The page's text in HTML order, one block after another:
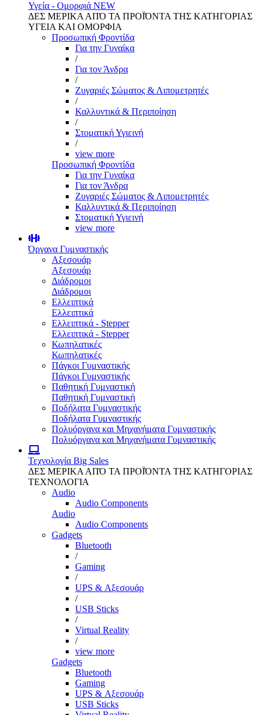
Υγεία - Ομορφιά NEW
ΔΕΣ ΜΕΡΙΚΑ ΑΠΌ ΤΑ ΠΡΟΪΌΝΤΑ ΤΗΣ ΚΑΤΗΓΟΡΙΑΣ
ΥΓΕΙΑ ΚΑΙ ΟΜΟΡΦΙΑ
Προσωπική Φροντίδα
Για την Γυναίκα
/
Για τον Άνδρα
/
Ζυγαριές Σώματος & Λιπομετρητές
/
Καλλυντικά & Περιποίηση
/
Στοματική Υγιεινή
/
view more
Προσωπική Φροντίδα
Για την Γυναίκα
Για τον Άνδρα
Ζυγαριές Σώματος & Λιπομετρητές
Καλλυντικά & Περιποίηση
Στοματική Υγιεινή
view more
Όργανα Γυμναστικής
Αξεσουάρ
Αξεσουάρ
Διάδρομοι
Διάδρομοι
Ελλειπτικά
Ελλειπτικά
Ελλειπτικά - Stepper
Ελλειπτικά - Stepper
Κωπηλατικές
Κωπηλατικές
Πάγκοι Γυμναστικής
Πάγκοι Γυμναστικής
Παθητική Γυμναστική
Παθητική Γυμναστική
Ποδήλατα Γυμναστικής
Ποδήλατα Γυμναστικής
Πολυόργανα και Μηχανήματα Γυμναστικής
Πολυόργανα και Μηχανήματα Γυμναστικής
Τεχνολογία Big Sales
ΔΕΣ ΜΕΡΙΚΑ ΑΠΌ ΤΑ ΠΡΟΪΌΝΤΑ ΤΗΣ ΚΑΤΗΓΟΡΙΑΣ
ΤΕΧΝΟΛΟΓΙΑ
Audio
Audio Components
Audio
Audio Components
Gadgets
Bluetooth
/
Gaming
/
UPS & Αξεσουάρ
/
USB Sticks
/
Virtual Reality
/
view more
Gadgets
Bluetooth
Gaming
UPS & Αξεσουάρ
USB Sticks